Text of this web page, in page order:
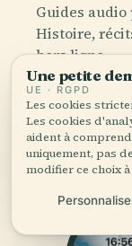
Guides audio
Histoire,
hors ligne.
Rejoignez
Une petite
UE · RGPD
Les cookies
Les cookies
aident à
uniquement, pas
modifier ce choix